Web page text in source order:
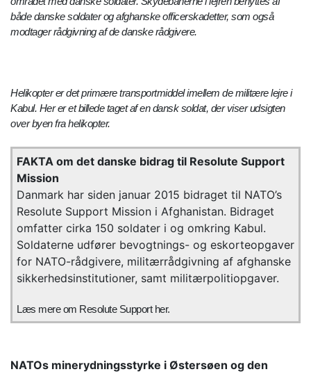
både danske soldater og afghanske officerskadetter, som også
modtager rådgivning af de danske rådgivere.
Helikopter er det primære transportmiddel imellem de militære lejre i
Kabul. Her er et billede taget af en dansk soldat, der viser udsigten
over byen fra helikopter.
FAKTA om det danske bidrag til Resolute Support
Mission
Danmark har siden januar 2015 bidraget til NATO’s
Resolute Support Mission i Afghanistan. Bidraget
omfatter cirka 150 soldater i og omkring Kabul.
Soldaterne udfører bevogtnings- og eskorteopgaver
for NATO-rådgivere, militærrådgivning af afghanske
sikkerhedsinstitutioner, samt militærpolitiopgaver.
Læs mere om Resolute Support her.
NATOs minerydningsstyrke i Østersøen og den